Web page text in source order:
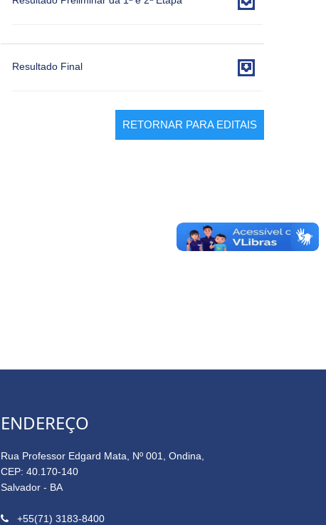
Resultado Final 
RETORNAR PARA EDITAIS
ENDEREÇO
Rua Professor Edgard Mata, Nº 001, Ondina,
CEP: 40.170-140
Salvador - BA
+55(71) 3183-8400